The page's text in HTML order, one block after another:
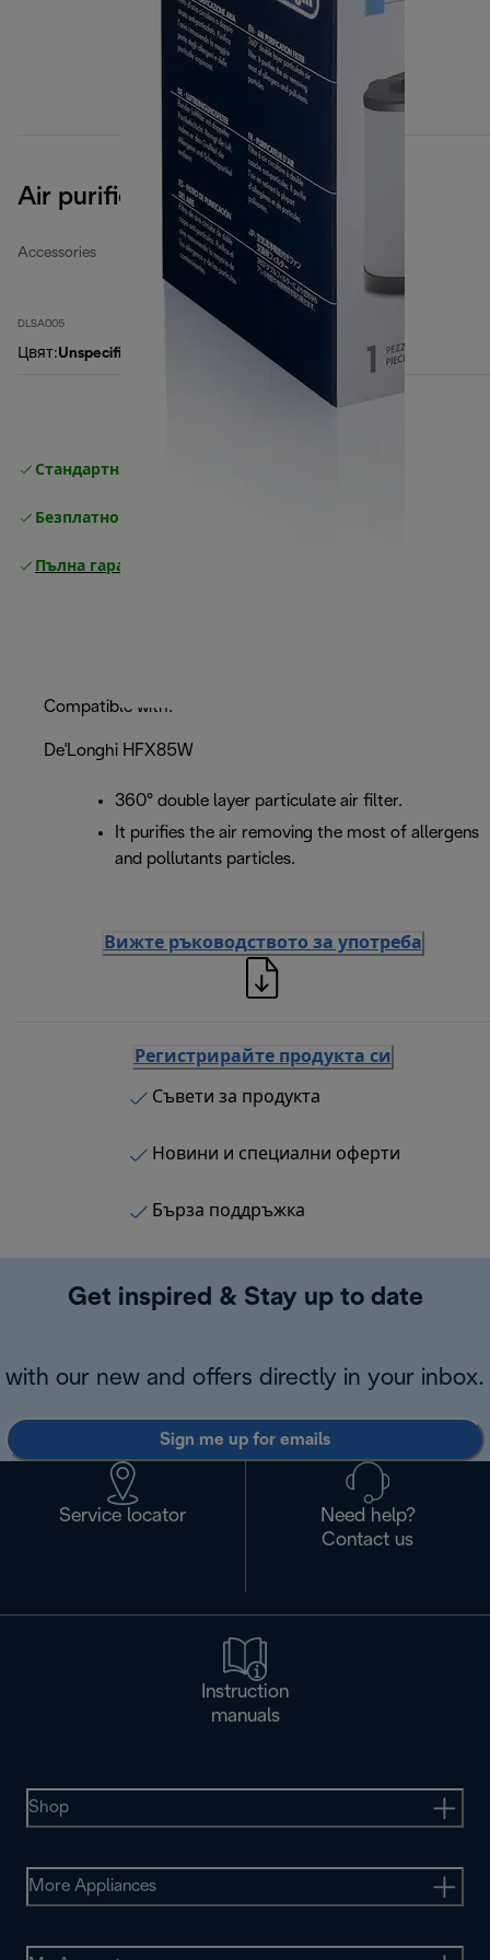
Air purification filter
Accessories
DLSA005
Цвят:Unspecified
Стандартна безплатна доставка
Безплатно връщане
Пълна гаранция от производителя
Compatible with:
De'Longhi HFX85W
360° double layer particulate air filter.
It purifies the air removing the most of allergens
and pollutants particles.
Вижте ръководството за употреба
Регистрирайте продукта си
Съвети за продукта
Новини и специални оферти
Бърза поддръжка
Get inspired & Stay up to date
with our new and offers directly in your inbox.
Sign me up for emails
Service locator
Need help?
Contact us
Instruction
manuals
Shop
More Appliances